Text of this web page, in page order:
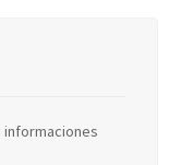
informaciones